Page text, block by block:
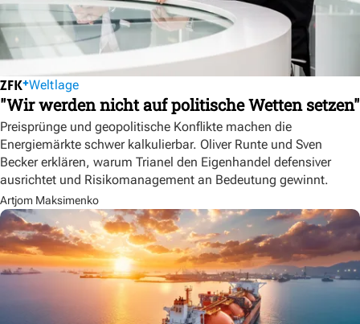
Weltlage
"Wir werden nicht auf politische Wetten setzen"
Preisprünge und geopolitische Konflikte machen die
Energiemärkte schwer kalkulierbar. Oliver Runte und Sven
Becker erklären, warum Trianel den Eigenhandel defensiver
ausrichtet und Risikomanagement an Bedeutung gewinnt.
Artjom Maksimenko